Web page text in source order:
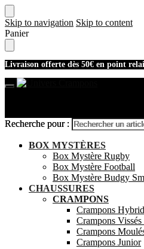
Skip to navigation Skip to content
Panier
Livraison offerte dès 50€ en point
Recherche pour :
Mon compte
Recherche pour :
BOX MYSTÈRES
Box Mystère Rugby
Box Mystère Football
Box Mystère Budgy
CHAUSSURES
CRAMPONS
Crampons
Crampons
Crampons
Crampons Junior